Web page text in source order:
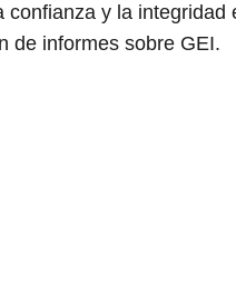
confianza y la integridad
de informes sobre GEI.